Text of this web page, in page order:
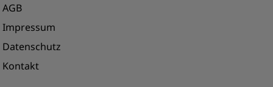
AGB
Impressum
Datenschutz
Kontakt